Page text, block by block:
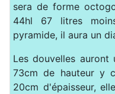
sera de forme
44hl 67 litres
pyramide, il aura un
Les douvelles auront
73cm de hauteur y
20cm d'épaisseur,